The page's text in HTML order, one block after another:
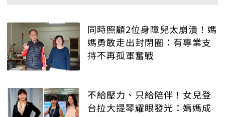
同時照顧2位身障兒太崩潰！媽
媽勇敢走出封閉圈：有專業支
持不再孤軍奮戰
不給壓力、只給陪伴！女兒登
台拉大提琴耀眼發光：媽媽成